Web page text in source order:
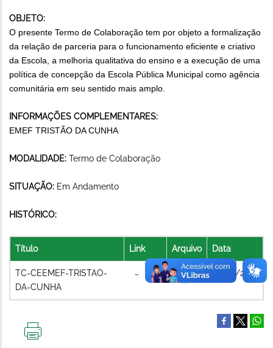
OBJETO:
O presente Termo de Colaboração tem por objeto a formalização
da relação de parceria para o funcionamento eficiente e criativo
da Escola, a melhoria qualitativa do ensino e a execução de uma
política de concepção da Escola Pública Municipal como agência
comunitária em seu sentido mais amplo.
INFORMAÇÕES COMPLEMENTARES:
EMEF TRISTÃO DA CUNHA
MODALIDADE: Termo de Colaboração
SITUAÇÃO: Em Andamento
HISTÓRICO:
Título Link Arquivo Data
TC-CEEMEF-TRISTAO-
DA-CUNHA
08/07/2021